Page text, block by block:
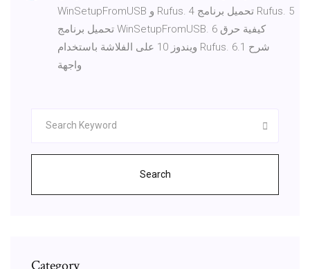
WinSetupFromUSB و Rufus. 4 تحميل برنامج Rufus. 5
تحميل برنامج WinSetupFromUSB. 6 كيفية حرق
ويندوز 10 على الفلاشة باستخدام Rufus. 6.1 شرح
واجهة
Search
Category